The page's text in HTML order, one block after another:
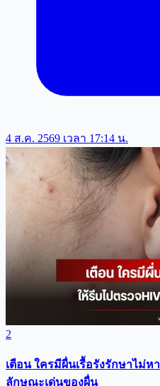
4 ส.ค. 2569 เวลา 17:14 น.
2
เตือน ใครมีผื่นเรื้อรังรักษาไม่ห
ลักษณะเด่นของผื่น